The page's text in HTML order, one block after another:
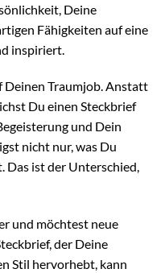
Deine
Fähigkeiten auf eine
inspiriert.
Deinen Traumjob. Anstatt
Du einen Steckbrief
und Dein
nicht nur, was Du
Das ist der Unterschied,
und möchtest neue
der Deine
Stil hervorhebt, kann